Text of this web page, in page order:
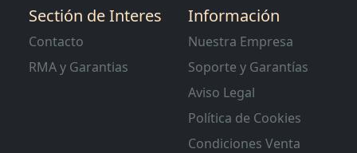
Sectión de Interes
Contacto
RMA y Garantias
Información
Nuestra Empresa
Soporte y Garantías
Aviso Legal
Política de Cookies
Condiciones Venta